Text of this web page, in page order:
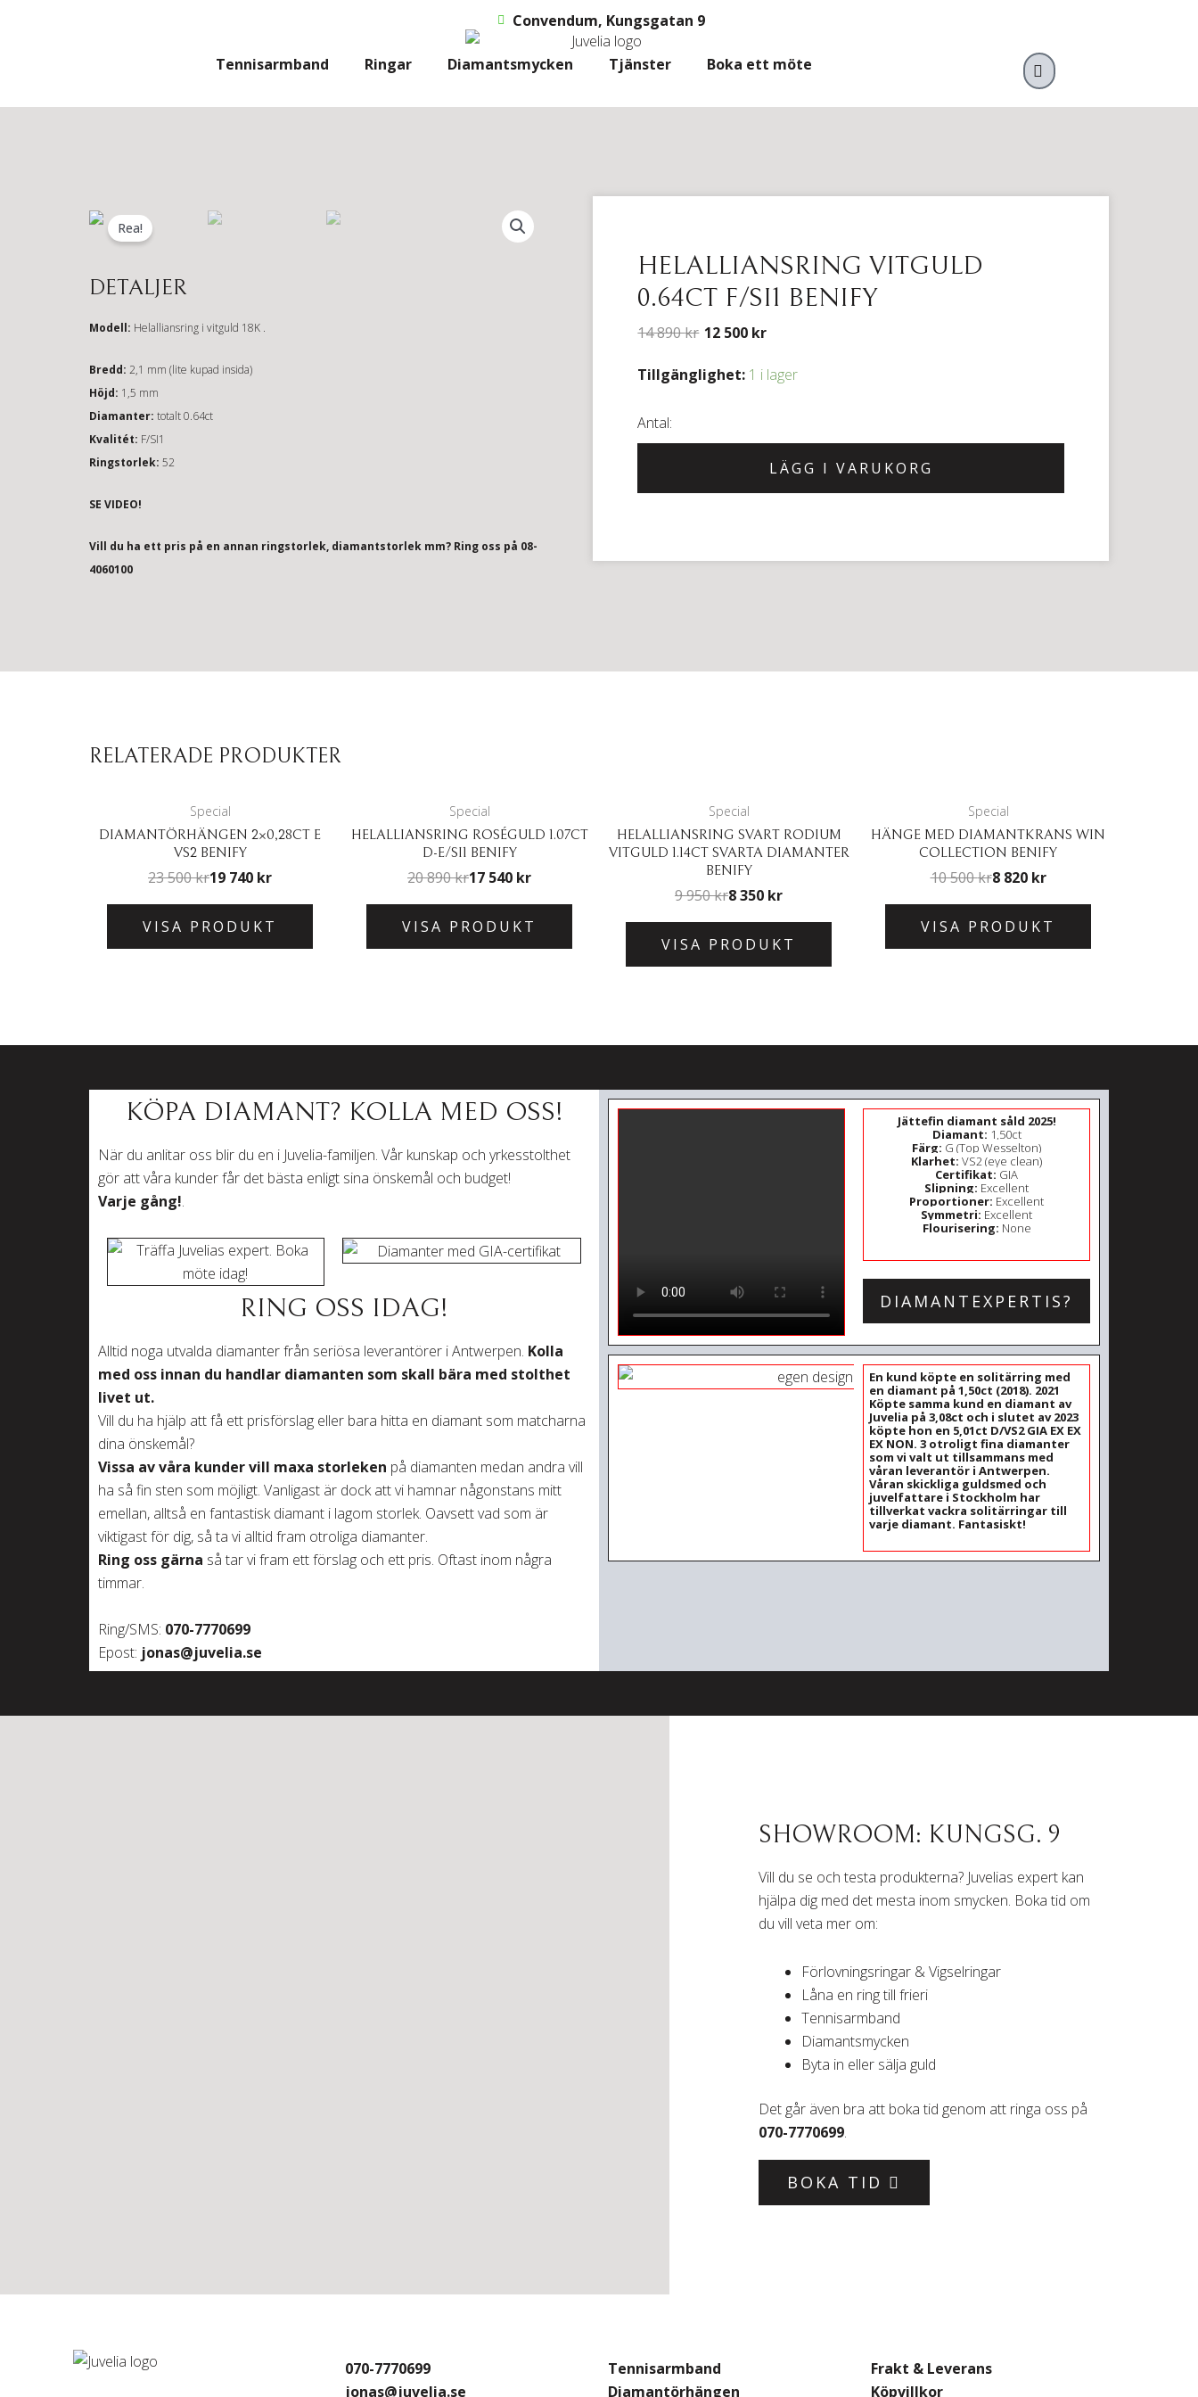
Convendum, Kungsgatan 9
Tennisarmband Ringar Diamantsmycken Tjänster Boka ett möte VARUKORG
Rea!
DETALJER
Modell: Helalliansring i vitguld 18K .
Bredd: 2,1 mm (lite kupad insida)
Höjd: 1,5 mm
Diamanter: totalt 0.64ct
Kvalitét: F/SI1
Ringstorlek: 52
SE VIDEO!
Vill du ha ett pris på en annan ringstorlek, diamantstorlek mm? Ring oss på 08-
4060100
HELALLIANSRING VITGULD
0.64CT F/SI1 BENIFY
14 890kr 12 500 kr
Tillgänglighet: 1 i lager
Helalliansring
F/SI1
mängd
LÄGG I VARUKORG
RELATERADE PRODUKTER
Special
DIAMANTÖRHÄNGEN 2×0,28CT E
VS2 BENIFY
23 500kr19 740 kr
VISA PRODUKT
Special
HELALLIANSRING ROSÉGULD 1.07CT
D-E/SI1 BENIFY
20 890kr17 540 kr
VISA PRODUKT
Special
HELALLIANSRING SVART RODIUM
VITGULD 1.14CT SVARTA DIAMANTER
BENIFY
9 950kr8 350 kr
VISA PRODUKT
Special
HÄNGE MED DIAMANTKRANS WIN
COLLECTION BENIFY
10 500kr8 820 kr
VISA PRODUKT
KÖPA DIAMANT? KOLLA MED OSS!
När du anlitar oss blir du en i Juvelia-familjen. Vår kunskap och yrkesstolthet
gör att våra kunder får det bästa enligt sina önskemål och budget!
Varje gång!.
RING OSS IDAG!
Alltid noga utvalda diamanter från seriösa leverantörer i Antwerpen. Kolla
med oss innan du handlar diamanten som skall bära med stolthet
livet ut.
Vill du ha hjälp att få ett prisförslag eller bara hitta en diamant som matcharna
dina önskemål?
Vissa av våra kunder vill maxa storleken på diamanten medan andra vill
ha så fin sten som möjligt. Vanligast är dock att vi hamnar någonstans mitt
emellan, alltså en fantastisk diamant i lagom storlek. Oavsett vad som är
viktigast för dig, så ta vi alltid fram otroliga diamanter.
Ring oss gärna så tar vi fram ett förslag och ett pris. Oftast inom några
timmar.
Ring/SMS: 070-7770699
Epost: jonas@juvelia.se
Jättefin diamant såld 2025!
Diamant: 1,50ct
Färg: G (Top Wesselton)
Klarhet: VS2 (eye clean)
Certifikat: GIA
Slipning: Excellent
Proportioner: Excellent
Symmetri: Excellent
Flourisering: None
DIAMANTEXPERTIS?
En kund köpte en solitärring med
en diamant på 1,50ct (2018). 2021
Köpte samma kund en diamant av
Juvelia på 3,08ct och i slutet av 2023
köpte hon en 5,01ct D/VS2 GIA EX EX
EX NON. 3 otroligt fina diamanter
som vi valt ut tillsammans med
våran leverantör i Antwerpen.
Våran skickliga guldsmed och
juvelfattare i Stockholm har
tillverkat vackra solitärringar till
varje diamant. Fantasiskt!
SHOWROOM: KUNGSG. 9
Vill du se och testa produkterna? Juvelias expert kan
hjälpa dig med det mesta inom smycken. Boka tid om
du vill veta mer om:
Förlovningsringar & Vigselringar
Låna en ring till frieri
Tennisarmband
Diamantsmycken
Byta in eller sälja guld
Det går även bra att boka tid genom att ringa oss på
070-7770699.
BOKA TID
070-7770699
jonas@juvelia.se
Tennisarmband
Diamantörhängen
Frakt & Leverans
Köpvillkor